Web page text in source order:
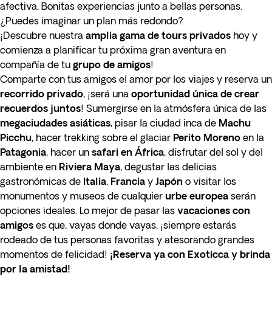
afectiva. Bonitas experiencias junto a bellas personas.
¿Puedes imaginar un plan más redondo?
¡Descubre nuestra amplia gama de tours privados hoy y
comienza a planificar tu próxima gran aventura en
compañía de tu grupo de amigos!
Comparte con tus amigos el amor por los viajes y reserva un
recorrido privado, ¡será una oportunidad única de crear
recuerdos juntos! Sumergirse en la atmósfera única de las
megaciudades asiáticas, pisar la ciudad inca de Machu
Picchu, hacer trekking sobre el glaciar Perito Moreno en la
Patagonia, hacer un safari en África, disfrutar del sol y del
ambiente en Riviera Maya, degustar las delicias
gastronómicas de Italia, Francia y Japón o visitar los
monumentos y museos de cualquier urbe europea serán
opciones ideales. Lo mejor de pasar las vacaciones con
amigos es que, vayas donde vayas, ¡siempre estarás
rodeado de tus personas favoritas y atesorando grandes
momentos de felicidad! ¡Reserva ya con Exoticca y brinda
por la amistad!